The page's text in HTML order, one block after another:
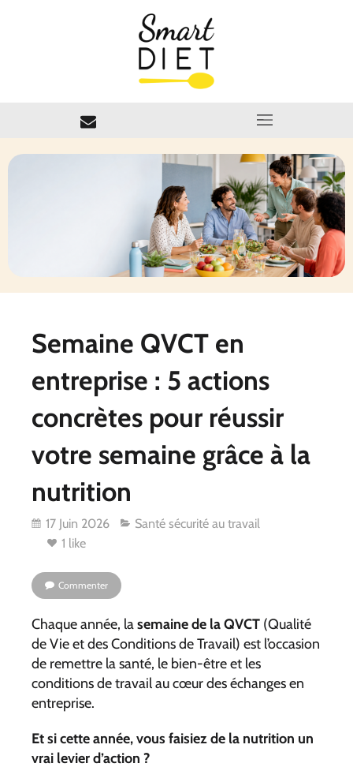
Semaine QVCT en
entreprise : 5 actions
concrètes pour réussir
votre semaine grâce à la
nutrition
17 Juin 2026
Santé sécurité au travail
1 like
Commenter
Chaque année, lasemaine de la QVCT (Qualité
de Vie et des Conditions de Travail) est l’occasion
de remettre la santé, le bien-être et les
conditions de travail au cœur des échanges en
entreprise.
Et si cette année, vous faisiez de la nutrition un
vrai levier d’action ?